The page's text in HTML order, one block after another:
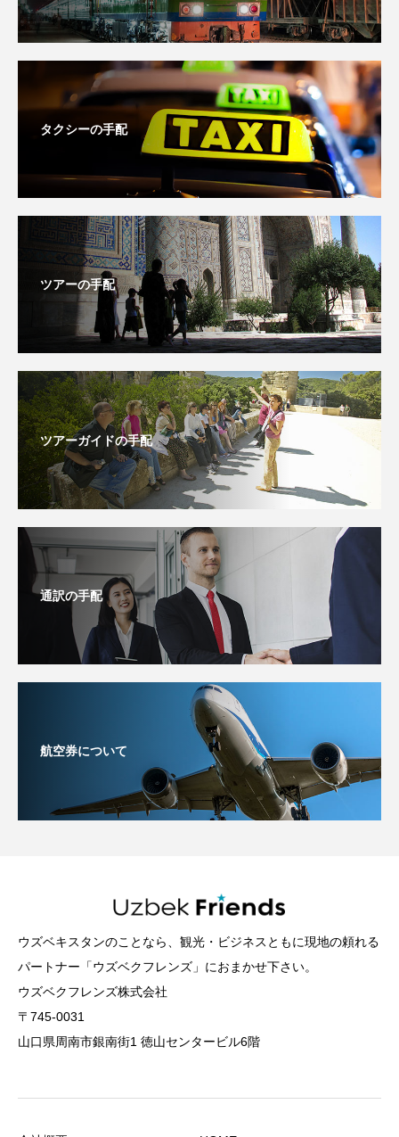
タクシーの手配
ツアーの手配
ツアーガイドの手配
通訳の手配
航空券について
ウズベキスタンのことなら、観光・ビジネスともに現地の頼れる
パートナー「ウズベクフレンズ」におまかせ下さい。
ウズベクフレンズ株式会社
〒745-0031
山口県周南市銀南街1 徳山センタービル6階